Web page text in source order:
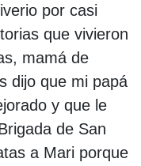
por casi
que vivieron
mamá de
dijo que mi papá
y que le
de San
a Mari porque